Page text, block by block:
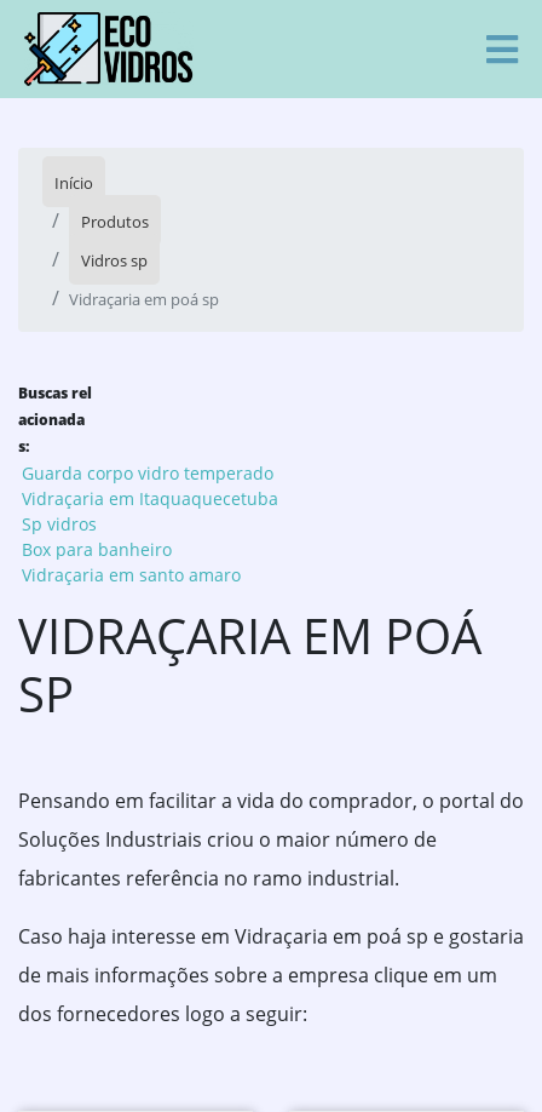
Início
Produtos
Vidros sp
Vidraçaria em poá sp
Buscas rel
acionada
s:
Guarda corpo vidro temperado
Vidraçaria em Itaquaquecetuba
Sp vidros
Box para banheiro
Vidraçaria em santo amaro
VIDRAÇARIA EM POÁ
SP
Pensando em facilitar a vida do comprador, o portal do
Soluções Industriais criou o maior número de
fabricantes referência no ramo industrial.
Caso haja interesse em Vidraçaria em poá sp e gostaria
de mais informações sobre a empresa clique em um
dos fornecedores logo a seguir: